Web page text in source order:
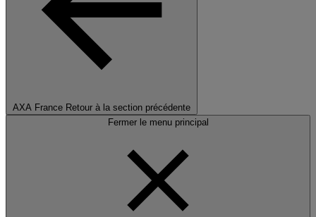
AXA France Retour à la section précédente
Fermer le menu principal